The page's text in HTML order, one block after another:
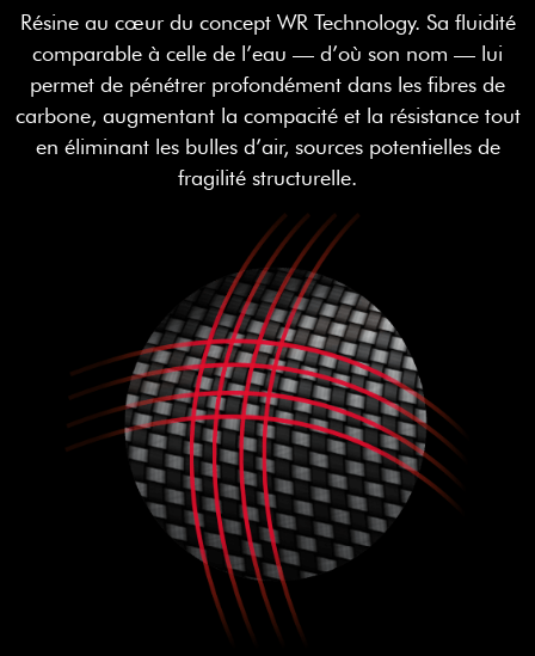
Résine au cœur du concept WR Technology. Sa fluidité
comparable à celle de l’eau — d’où son nom — lui
permet de pénétrer profondément dans les fibres de
carbone, augmentant la compacité et la résistance tout
en éliminant les bulles d’air, sources potentielles de
fragilité structurelle.